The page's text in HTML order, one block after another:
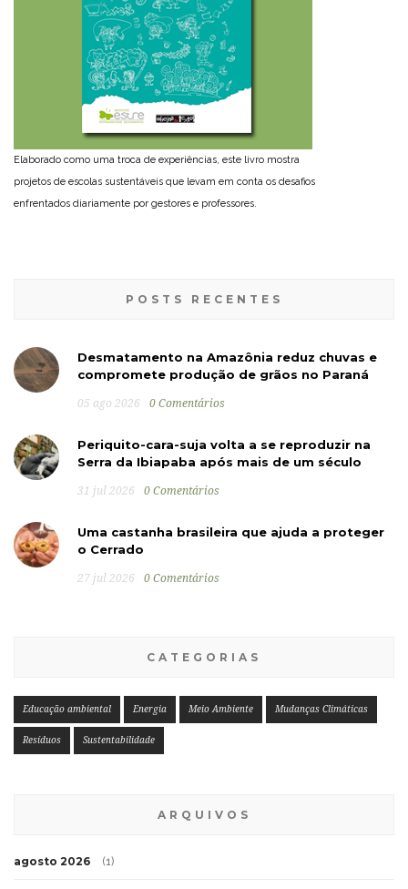
Elaborado como uma troca de experiências, este livro mostra
projetos de escolas sustentáveis que levam em conta os desafios
enfrentados diariamente por gestores e professores.
POSTS RECENTES
Desmatamento na Amazônia reduz chuvas e
compromete produção de grãos no Paraná
05 ago 2026 0 Comentários
Periquito-cara-suja volta a se reproduzir na
Serra da Ibiapaba após mais de um século
31 jul 2026 0 Comentários
Uma castanha brasileira que ajuda a proteger
o Cerrado
27 jul 2026 0 Comentários
CATEGORIAS
Educação ambiental Energia Meio Ambiente Mudanças Climáticas
Resíduos Sustentabilidade
ARQUIVOS
agosto 2026 (1)